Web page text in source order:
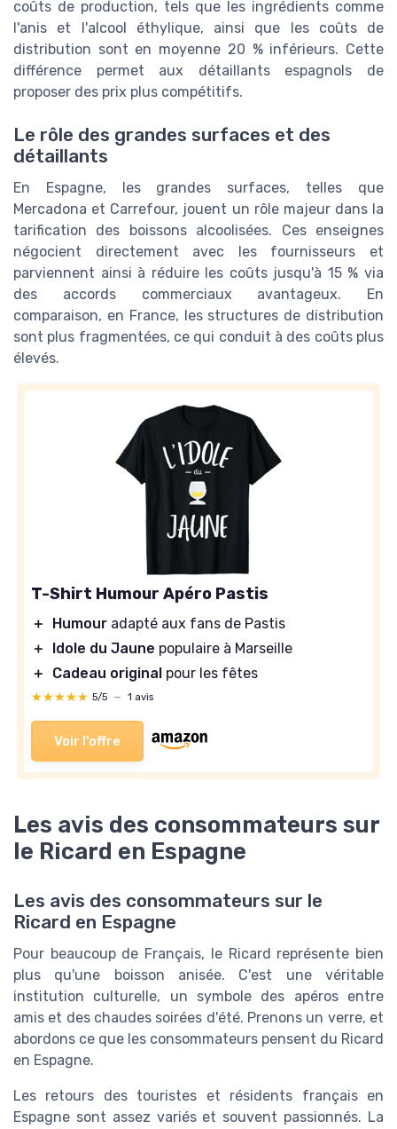
coûts de production, tels que les ingrédients comme
l'anis et l'alcool éthylique, ainsi que les coûts de
distribution sont en moyenne 20 % inférieurs. Cette
différence permet aux détaillants espagnols de
proposer des prix plus compétitifs.
Le rôle des grandes surfaces et des
détaillants
En Espagne, les grandes surfaces, telles que
Mercadona et Carrefour, jouent un rôle majeur dans la
tarification des boissons alcoolisées. Ces enseignes
négocient directement avec les fournisseurs et
parviennent ainsi à réduire les coûts jusqu'à 15 % via
des accords commerciaux avantageux. En
comparaison, en France, les structures de distribution
sont plus fragmentées, ce qui conduit à des coûts plus
élevés.
T-Shirt Humour Apéro Pastis
＋ Humour adapté aux fans de Pastis
＋
Idole du Jaune populaire à Marseille
＋
Cadeau original pour les fêtes
★★★★★
★★★★★ 5/5 — 1 avis
Voir l'offre
Les avis des consommateurs sur
le Ricard en Espagne
Les avis des consommateurs sur le
Ricard en Espagne
Pour beaucoup de Français, le Ricard représente bien
plus qu'une boisson anisée. C'est une véritable
institution culturelle, un symbole des apéros entre
amis et des chaudes soirées d'été. Prenons un verre, et
abordons ce que les consommateurs pensent du Ricard
en Espagne.
Les retours des touristes et résidents français en
Espagne sont assez variés et souvent passionnés. La